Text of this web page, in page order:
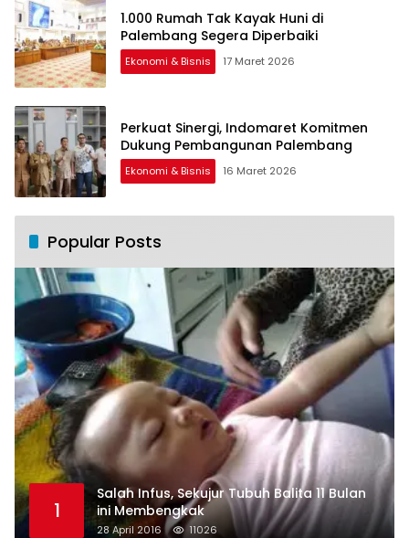
1.000 Rumah Tak Kayak Huni di
Palembang Segera Diperbaiki
Ekonomi & Bisnis 17 Maret 2026
Perkuat Sinergi, Indomaret Komitmen
Dukung Pembangunan Palembang
Ekonomi & Bisnis 16 Maret 2026
Popular Posts
1
Salah Infus, Sekujur Tubuh Balita 11 Bulan
ini Membengkak
28 April 2016 11026